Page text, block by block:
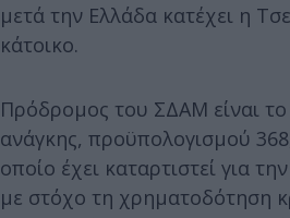
μετά την Ελλάδα κατέχει η
κάτοικο.
Πρόδρομος του ΣΔΑΜ είναι το
ανάγκης, προϋπολογισμού
οποίο έχει καταρτιστεί για
με στόχο τη χρηματοδότηση